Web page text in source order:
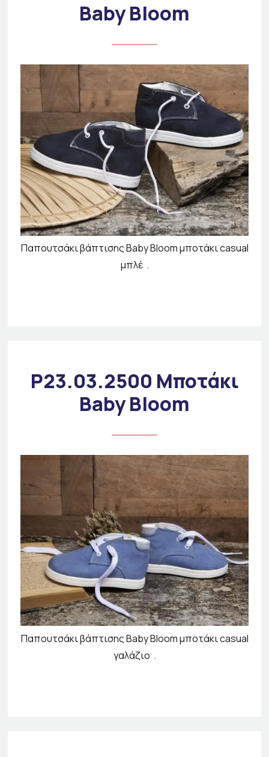
Baby Bloom
Παπουτσάκι βάπτισης Baby Bloom μποτάκι casual
μπλέ .
P23.03.2500 Μποτάκι
Baby Bloom
Παπουτσάκι βάπτισης Baby Bloom μποτάκι casual
γαλάζιο .